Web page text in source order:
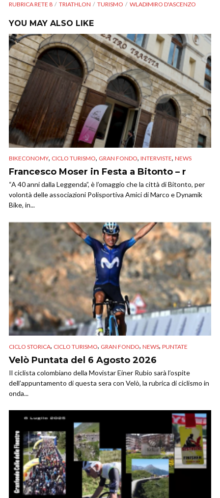
RUBRICA RETE 8
TRIATHLON TURISMO WLADIMIRO D'ASCENZO
YOU MAY ALSO LIKE
BIKECONOMY, CICLO TURISMO, GRAN FONDO, INTERVISTE, NEWS
Francesco Moser in Festa a Bitonto – r
“A 40 anni dalla Leggenda”, è l’omaggio che la città di Bitonto, per
volontà delle associazioni Polisportiva Amici di Marco e Dynamik
Bike, in...
CICLO STORICA, CICLO TURISMO, GRAN FONDO, NEWS, PUNTATE
Velò Puntata del 6 Agosto 2026
Il ciclista colombiano della Movistar Einer Rubio sarà l’ospite
dell’appuntamento di questa sera con Velò, la rubrica di ciclismo in
onda...